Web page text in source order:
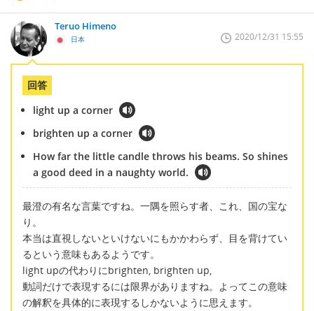
Teruo Himeno
日本 2020/12/31 15:55
回答
light up a corner
brighten up a corner
How far the little candle throws his beams. So shines
a good deed in a naughty world.
最澄の有名な言葉ですね。一隅を照らす者、これ、国の宝な
り。
本当は直視しないといけないにもかかわらず、目を背けてい
るという意味もあるようです。
light upの代わりにbrighten, brighten up,
動詞だけで表現するには限界がありますね。よってこの意味
の解釈を具体的に表現するしかないように思えます。